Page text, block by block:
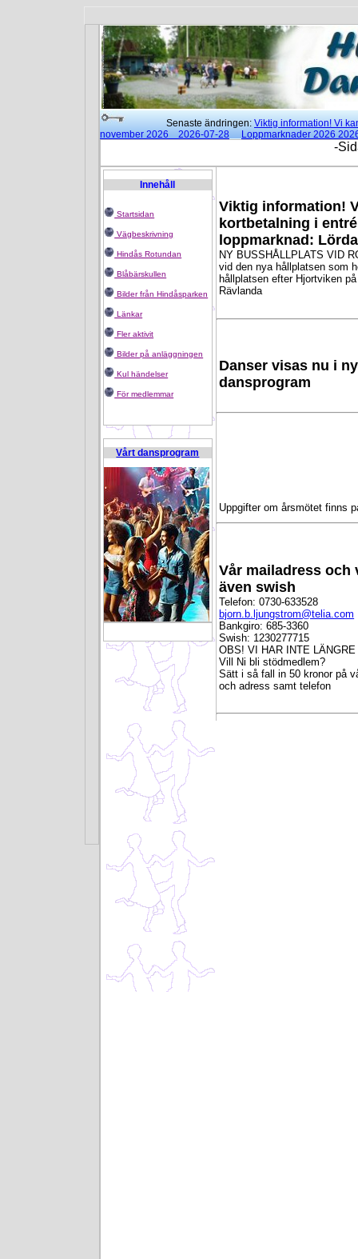
Senaste ändringen: Viktig information! Vi
november 2026 2026-07-28
Loppmarknader 2026
Moderna danser klockan 18:00 -
2025-01-14
-
Innehåll
Startsidan
Vägbeskrivning
Hindås Rotundan
Blåbärskullen
Bilder från Hindåsparken
Länkar
Fler aktivit
Bilder på anläggningen
Kul händelser
För medlemmar
Vårt dansprogram
Viktig information!
kortbetalning i
loppmarknad:
NY BUSSHÅLLPLATS VID
vid den nya hållplatsen som
hållplatsen efter Hjortviken
Rävlanda
Danser visas nu i
dansprogram
Uppgifter om årsmötet finns
Vår mailadress och
även swish
Telefon: 0730-633528
bjorn.b.ljungstrom@telia.com
Bankgiro: 685-3360
Swish: 1230277715
OBS! VI HAR INTE
Vill Ni bli stödmedlem?
Sätt i så fall in 50 kronor på
och adress samt telefon